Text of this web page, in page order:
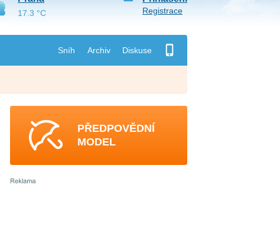
Sníh Archiv Diskuse
Registrace
17.3 °C
PŘEDPOVĚDNÍ
MODEL